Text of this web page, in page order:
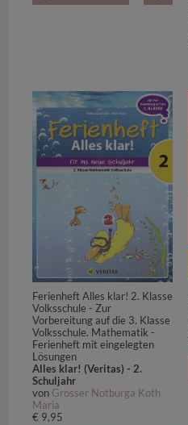
Ferienheft Alles klar! 2. Klasse
Volksschule - Zur
Vorbereitung auf die 3. Klasse
Volksschule. Mathematik -
Ferienheft mit eingelegten
Lösungen
Alles klar! (Veritas) - 2.
Schuljahr
von Grosser Notburga Koth
Maria
€ 9,95